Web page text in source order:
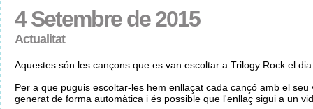
4 Setembre de 2015
Actualitat
Aquestes són les cançons que es van escoltar a Trilogy Rock el
Per a que puguis escoltar-les hem enllaçat cada cançó amb el
generat de forma automàtica i és possible que l'enllaç sigui a un